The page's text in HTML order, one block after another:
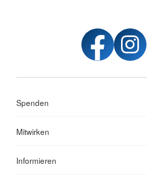
Spenden
Mitwirken
Informieren